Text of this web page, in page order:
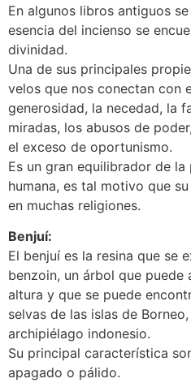
En algunos libros antiguos
esencia del incienso se
divinidad.
Una de sus principales
velos que nos conectan con
generosidad, la necedad, la
miradas, los abusos de
el exceso de oportunismo.
Es un gran equilibrador de
humana, es tal motivo que
en muchas religiones.
Benjuí:
El benjuí es la resina que se
benzoin, un árbol que puede
altura y que se puede
selvas de las islas de
archipiélago indonesio.
Su principal característica
apagado o pálido.